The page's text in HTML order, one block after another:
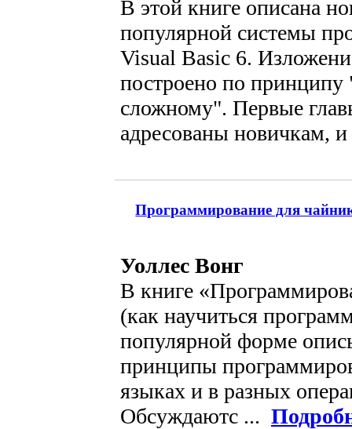
В этой книге описана
популярной системы
Visual Basic 6.
построено по принципу
сложному". Первые
адресованы новичкам,
Программирование для
Уоллес Вонг
В книге
(как научиться
популярной форме
принципы
языках и в разных
Обсуждаютс ...